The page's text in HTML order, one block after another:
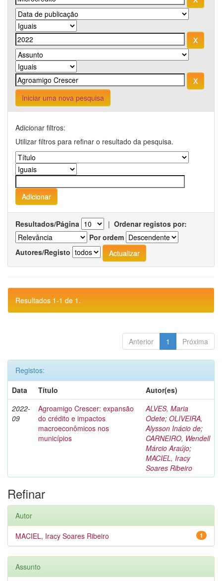
Iniciar uma nova pesquisa
Adicionar filtros:
Utilizar filtros para refinar o resultado da pesquisa.
Resultados/Página | Ordenar registos por:
Por ordem
Autores/Registo
Resultados 1-1 de 1.
Anterior 1 Próxima
Registos:
Data
Título
Autor(es)
2022-
09
Agroamigo Crescer: expansão
do crédito e impactos
macroeconômicos nos
municípios
ALVES, Maria
Odete; OLIVEIRA,
Alysson Inácio de;
CARNEIRO, Wendell
Márcio Araújo;
MACIEL, Iracy
Soares Ribeiro
Refinar
Autor
1
MACIEL, Iracy Soares Ribeiro
Assunto